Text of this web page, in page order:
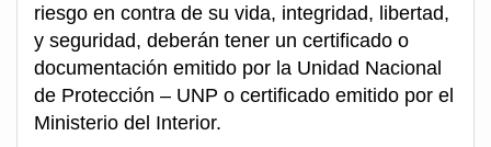
riesgo en contra de su vida, integridad, libertad,
y seguridad, deberán tener un certificado o
documentación emitido por la Unidad Nacional
de Protección – UNP o certificado emitido por el
Ministerio del Interior.